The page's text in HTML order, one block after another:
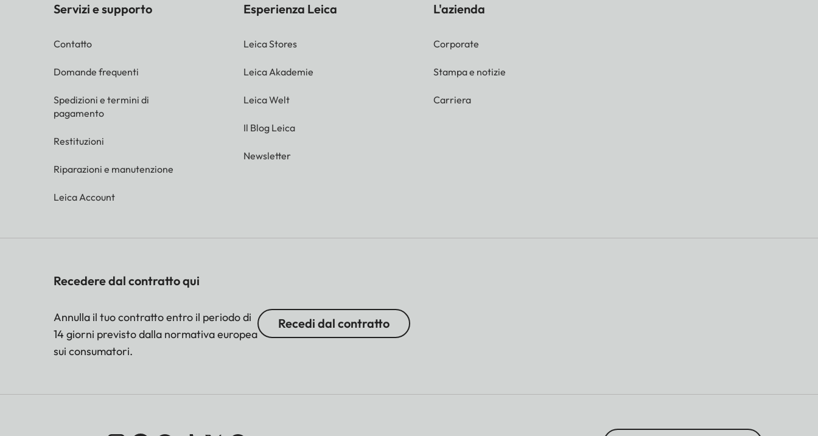
Servizi e supporto
Contatto
Domande frequenti
Spedizioni e termini di
pagamento
Restituzioni
Riparazioni e manutenzione
Leica Account
Esperienza Leica
Leica Stores
Leica Akademie
Leica Welt
Il Blog Leica
Newsletter
L'azienda
Corporate
Stampa e notizie
Carriera
Recedere dal contratto qui
Annulla il tuo contratto entro il periodo di
14 giorni previsto dalla normativa europea
sui consumatori.
Recedi dal contratto